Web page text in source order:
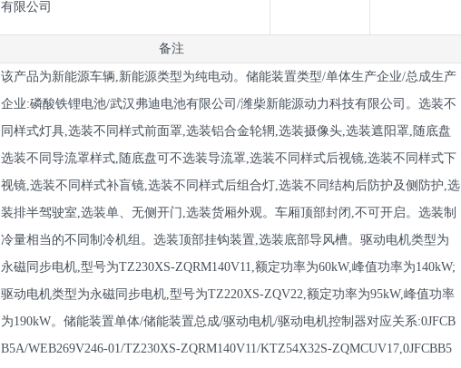
有限公司
备注
该产品为新能源车辆,新能源类型为纯电动。储能装置类型/单体生产企业/总成生产
企业:磷酸铁锂电池/武汉弗迪电池有限公司/潍柴新能源动力科技有限公司。选装不
同样式灯具,选装不同样式前面罩,选装铝合金轮辋,选装摄像头,选装遮阳罩,随底盘
选装不同导流罩样式,随底盘可不选装导流罩,选装不同样式后视镜,选装不同样式下
视镜,选装不同样式补盲镜,选装不同样式后组合灯,选装不同结构后防护及侧防护,选
装排半驾驶室,选装单、无侧开门,选装货厢外观。车厢顶部封闭,不可开启。选装制
冷量相当的不同制冷机组。选装顶部挂钩装置,选装底部导风槽。驱动电机类型为
永磁同步电机,型号为TZ230XS-ZQRM140V11,额定功率为60kW,峰值功率为140kW;
驱动电机类型为永磁同步电机,型号为TZ220XS-ZQV22,额定功率为95kW,峰值功率
为190kW。储能装置单体/储能装置总成/驱动电机/驱动电机控制器对应关系:0JFCB
B5A/WEB269V246-01/TZ230XS-ZQRM140V11/KTZ54X32S-ZQMCUV17,0JFCBB5